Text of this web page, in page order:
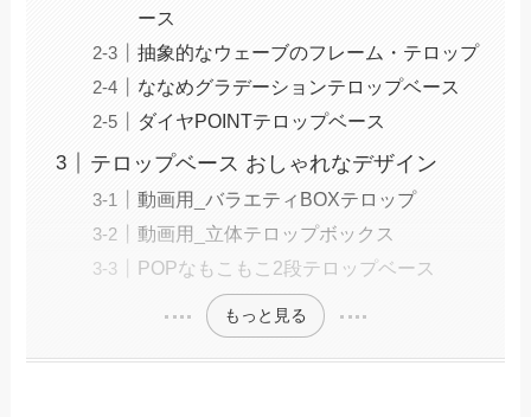
ース
抽象的なウェーブのフレーム・テロップ
ななめグラデーションテロップベース
ダイヤPOINTテロップベース
テロップベース おしゃれなデザイン
動画用_バラエティBOXテロップ
動画用_立体テロップボックス
POPなもこもこ2段テロップベース
もっと見る